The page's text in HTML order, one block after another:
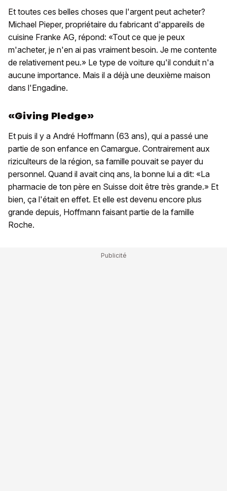
Et toutes ces belles choses que l'argent peut acheter?
Michael Pieper, propriétaire du fabricant d'appareils de
cuisine Franke AG, répond: «Tout ce que je peux
m'acheter, je n'en ai pas vraiment besoin. Je me contente
de relativement peu.» Le type de voiture qu'il conduit n'a
aucune importance. Mais il a déjà une deuxième maison
dans l'Engadine.
«Giving Pledge»
Et puis il y a André Hoffmann (63 ans), qui a passé une
partie de son enfance en Camargue. Contrairement aux
riziculteurs de la région, sa famille pouvait se payer du
personnel. Quand il avait cinq ans, la bonne lui a dit: «La
pharmacie de ton père en Suisse doit être très grande.» Et
bien, ça l'était en effet. Et elle est devenu encore plus
grande depuis, Hoffmann faisant partie de la famille
Roche.